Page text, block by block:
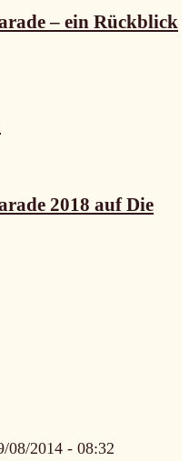
– ein Rückblick
2018 auf Die
08/2014 - 08:32